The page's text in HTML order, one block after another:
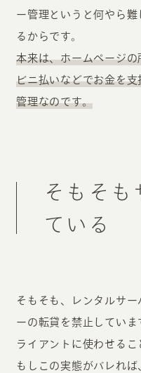
ー管理というと何やら
るからです。
本来は、ホームページ
ビニ払いなどでお金を
管理なのです。
そもそも
ている
そもそも、レンタルサ
ーの転貸を禁止してい
ライアントに使わせるこ
もしこの実態がバレれ